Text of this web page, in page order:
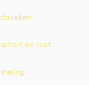
en rust